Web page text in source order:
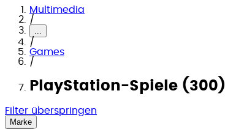
Multimedia
/
...
/
Games
/
PlayStation-Spiele (300)
Filter überspringen
Marke